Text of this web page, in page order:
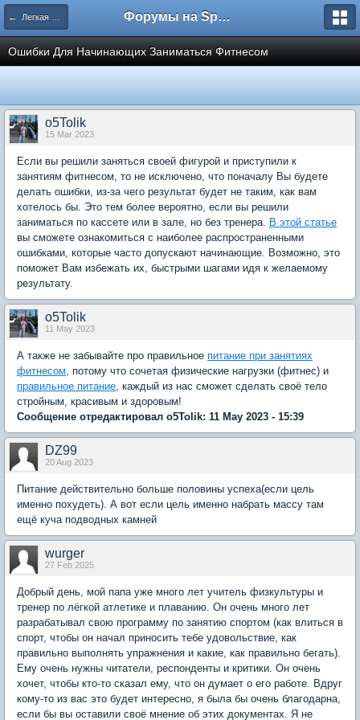
← Легкая атлетика Форумы на Sportbox.ru
Ошибки Для Начинающих Заниматься Фитнесом
o5Tolik
15 Mar 2023
Если вы решили заняться своей фигурой и приступили к
занятиям фитнесом, то не исключено, что поначалу Вы будете
делать ошибки, из-за чего результат будет не таким, как вам
хотелось бы. Это тем более вероятно, если вы решили
заниматься по кассете или в зале, но без тренера. В этой статье
вы сможете ознакомиться с наиболее распространенными
ошибками, которые часто допускают начинающие. Возможно, это
поможет Вам избежать их, быстрыми шагами идя к желаемому
результату.
o5Tolik
11 May 2023
А также не забывайте про правильное питание при занятиях
фитнесом, потому что сочетая физические нагрузки (фитнес) и
правильное питание, каждый из нас сможет сделать своё тело
стройным, красивым и здоровым!
Сообщение отредактировал o5Tolik: 11 May 2023 - 15:39
DZ99
20 Aug 2023
Питание действительно больше половины успеха(если цель
именно похудеть). А вот если цель именно набрать массу там
ещё куча подводных камней
wurger
27 Feb 2025
Добрый день, мой папа уже много лет учитель физкультуры и
тренер по лёгкой атлетике и плаванию. Он очень много лет
разрабатывал свою программу по занятию спортом (как влиться в
спорт, чтобы он начал приносить тебе удовольствие, как
правильно выполнять упражнения и какие, как правильно бегать).
Ему очень нужны читатели, респонденты и критики. Он очень
хочет, чтобы кто-то сказал ему, что он думает о его работе. Вдруг
кому-то из вас это будет интересно, я была бы очень благодарна,
если бы вы оставили своё мнение об этих документах. Я не